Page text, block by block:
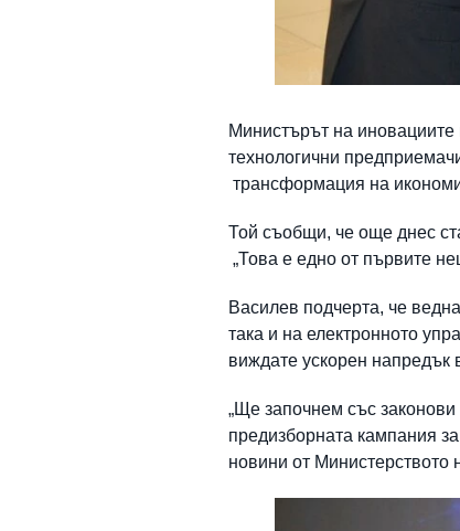
Министърът на
технологични
трансформация на
Той съобщи, че още днес
„Това е едно от първите
Василев подчерта, че
така и на електронното
виждате ускорен напредък
„Ще започнем със законови
предизборната кампания
новини от Министерството